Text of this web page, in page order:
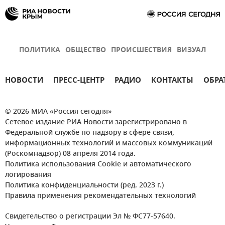
ПОЛИТИКА ОБЩЕСТВО ПРОИСШЕСТВИЯ ВИЗУАЛ
НОВОСТИ ПРЕСС-ЦЕНТР РАДИО КОНТАКТЫ
© 2026 МИА «Россия сегодня»
Сетевое издание РИА Новости зарегистрировано в
Федеральной службе по надзору в сфере связи,
информационных технологий и массовых коммуникаций
(Роскомнадзор) 08 апреля 2014 года.
Политика использования Cookie и автоматического
логирования
Политика конфиденциальности (ред. 2023 г.)
Правила применения рекомендательных технологий
Свидетельство о регистрации Эл № ФС77-57640.